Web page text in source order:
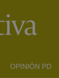
OPINIÓN PD